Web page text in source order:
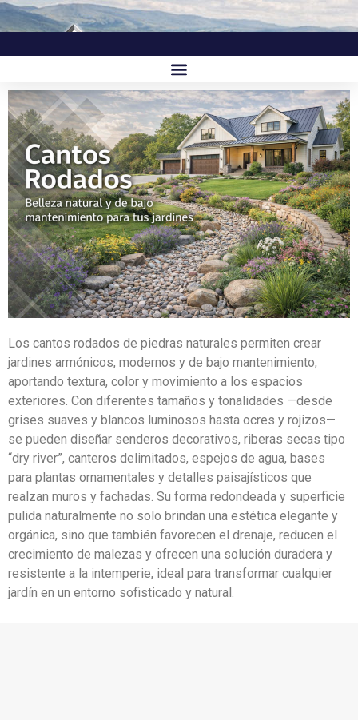
Los cantos rodados de piedras naturales permiten crear
jardines armónicos, modernos y de bajo mantenimiento,
aportando textura, color y movimiento a los espacios
exteriores. Con diferentes tamaños y tonalidades —desde
grises suaves y blancos luminosos hasta ocres y rojizos—
se pueden diseñar senderos decorativos, riberas secas tipo
“dry river”, canteros delimitados, espejos de agua, bases
para plantas ornamentales y detalles paisajísticos que
realzan muros y fachadas. Su forma redondeada y superficie
pulida naturalmente no solo brindan una estética elegante y
orgánica, sino que también favorecen el drenaje, reducen el
crecimiento de malezas y ofrecen una solución duradera y
resistente a la intemperie, ideal para transformar cualquier
jardín en un entorno sofisticado y natural.